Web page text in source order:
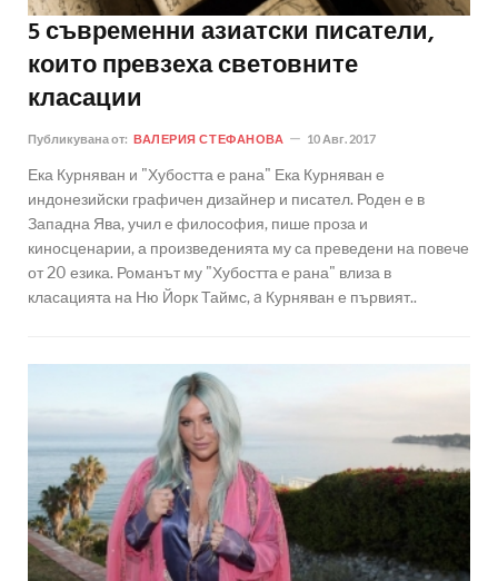
5 съвременни азиатски писатели,
които превзеха световните
класации
Публикувана от: ВАЛЕРИЯ СТЕФАНОВА 10 Авг. 2017
Ека Курняван и "Хубостта е рана" Ека Курняван е
индонезийски графичен дизайнер и писател. Роден е в
Западна Ява, учил е философия, пише проза и
киносценарии, а произведенията му са преведени на повече
от 20 езика. Романът му "Хубостта е рана" влиза в
класацията на Ню Йорк Таймс, a Курняван е първият..